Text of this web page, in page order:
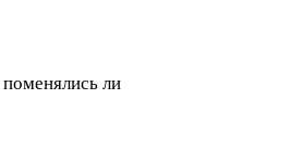
ли